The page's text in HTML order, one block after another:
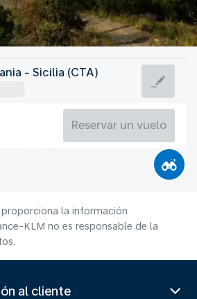
- Sicilia (CTA)
Reservar un vuelo
la información
KLM no es responsable de la
al cliente